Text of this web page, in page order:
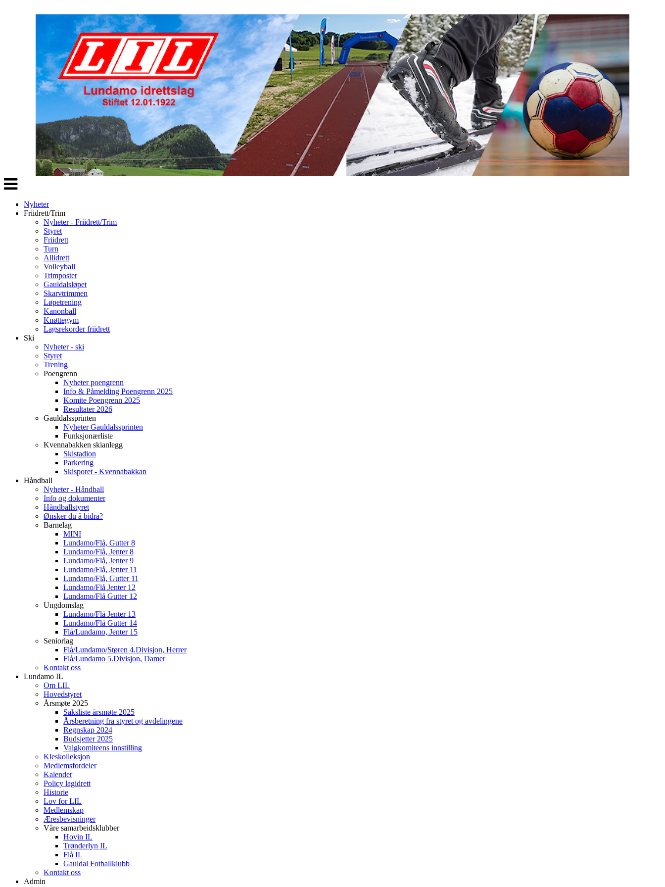
Veksle
navigasjon
Nyheter
Friidrett/Trim
Nyheter - Friidrett/Trim
Styret
Friidrett
Turn
Allidrett
Volleyball
Trimposter
Gauldalsløpet
Skarvtrimmen
Løpetrening
Kanonball
Knøttegym
Lagsrekorder friidrett
Ski
Nyheter - ski
Styret
Trening
Poengrenn
Nyheter poengrenn
Info & Påmelding Poengrenn 2025
Komite Poengrenn 2025
Resultater 2026
Gauldalssprinten
Nyheter Gauldalssprinten
Funksjonærliste
Kvennabakken skianlegg
Skistadion
Parkering
Skisporet - Kvennabakkan
Håndball
Nyheter - Håndball
Info og dokumenter
Håndballstyret
Ønsker du å bidra?
Barnelag
MINI
Lundamo/Flå, Gutter 8
Lundamo/Flå, Jenter 8
Lundamo/Flå, Jenter 9
Lundamo/Flå, Jenter 11
Lundamo/Flå, Gutter 11
Lundamo/Flå Jenter 12
Lundamo/Flå Gutter 12
Ungdomslag
Lundamo/Flå Jenter 13
Lundamo/Flå Gutter 14
Flå/Lundamo, Jenter 15
Seniorlag
Flå/Lundamo/Støren 4.Divisjon, Herrer
Flå/Lundamo 5.Divisjon, Damer
Kontakt oss
Lundamo IL
Om LIL
Hovedstyret
Årsmøte 2025
Saksliste årsmøte 2025
Årsberetning fra styret og avdelingene
Regnskap 2024
Budsjetter 2025
Valgkomiteens innstilling
Kleskolleksjon
Medlemsfordeler
Kalender
Policy lagidrett
Historie
Lov for LIL
Medlemskap
Æresbevisninger
Våre samarbeidsklubber
Hovin IL
Trønderlyn IL
Flå IL
Gauldal Fotballklubb
Kontakt oss
Admin